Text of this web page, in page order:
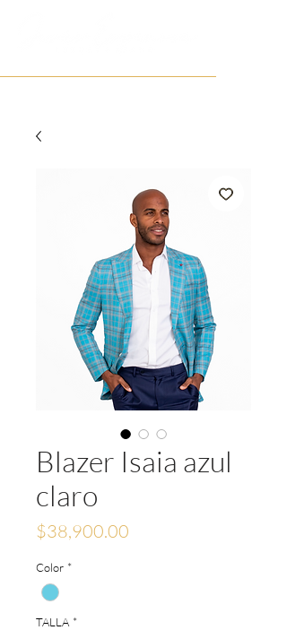
Blazer Isaia azul
claro
$38,900.00
Color *
TALLA *